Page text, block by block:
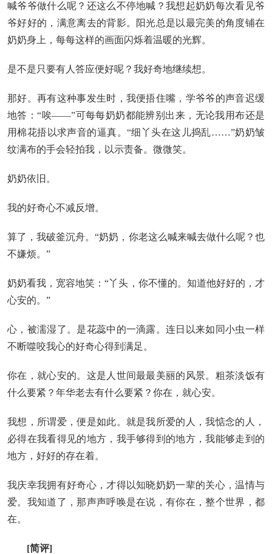
喊爷爷做什么呢？还这么不停地喊？我想起奶奶每次看见爷
爷好好的，满意离去的背影。阳光总是以最完美的角度铺在
奶奶身上，每每这样的画面闪烁着温暖的光辉。
是不是只要有人答应便好呢？我好奇地继续想。
那好。再有这种事发生时，我便捂住嘴，学爷爷的声音迟缓
地答：“唉——”可每每奶奶都能辨别出来，无论我用布还是
用棉花捂以求声音的逼真。“细丫头在这儿捣乱……”奶奶皱
纹满布的手会轻拍我，以示责备。微微笑。
奶奶依旧。
我的好奇心不减反增。
算了，我破釜沉舟。“奶奶，你老这么喊来喊去做什么呢？也
不嫌烦。”
奶奶看我，宽容地笑：“丫头，你不懂的。知道他好好的，才
心安的。”
心，被濡湿了。是花蕊中的一滴露。连日以来如同小虫一样
不断噬咬我心的好奇心得到满足。
你在，就心安的。这是人世间最最美丽的风景。粗茶淡饭有
什么要紧？年华老去有什么要紧？你在，就心安。
我想，所谓爱，便是如此。就是我所爱的人，我惦念的人，
必得在我看得见的地方，我手够得到的地方，我能够走到的
地方，好好的存在着。
我庆幸我拥有好奇心，才得以知晓奶奶一辈的关心，温情与
爱。我知道了，那声声呼唤是在说，有你在，整个世界，都
在。
[简评]